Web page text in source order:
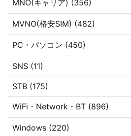
MNO(キャリア) (356)
MVNO(格安SIM) (482)
PC・パソコン (450)
SNS (11)
STB (175)
WiFi・Network・BT (896)
Windows (220)